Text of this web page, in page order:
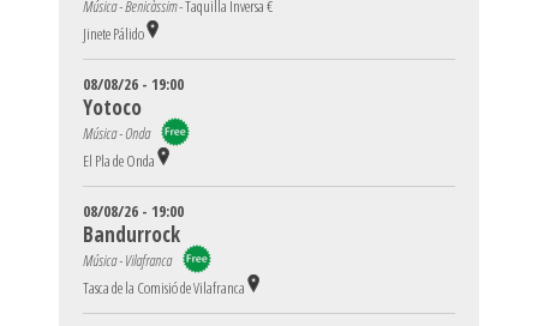
Música - Benicàssim -Taquilla Inversa €
Jinete Pálido
08/08/26 - 19:00
Yotoco
Música - Onda
El Pla de Onda
08/08/26 - 19:00
Bandurrock
Música - Vilafranca
Tasca de la Comisió de Vilafranca